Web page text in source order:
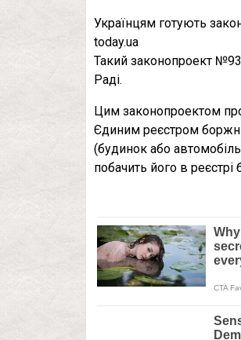
Українцям готують
today.ua
Такий законопроект
Раді.
Цим законопроектом
Єдиним реєстром
(будинок або
побачить його в